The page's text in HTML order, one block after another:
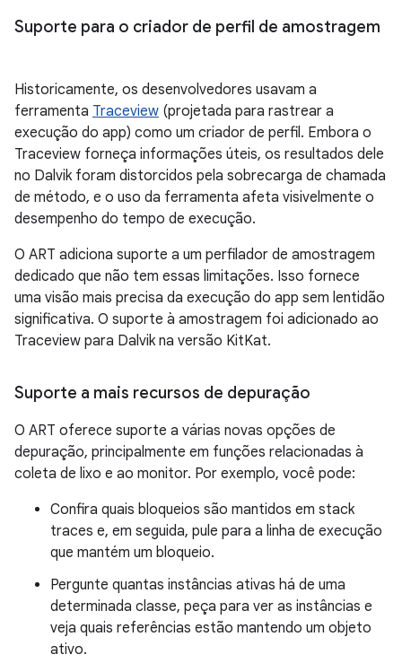
Suporte para o criador de perfil de amostragem
Historicamente, os desenvolvedores usavam a
ferramenta Traceview (projetada para rastrear a
execução do app) como um criador de perfil. Embora o
Traceview forneça informações úteis, os resultados dele
no Dalvik foram distorcidos pela sobrecarga de chamada
de método, e o uso da ferramenta afeta visivelmente o
desempenho do tempo de execução.
O ART adiciona suporte a um perfilador de amostragem
dedicado que não tem essas limitações. Isso fornece
uma visão mais precisa da execução do app sem lentidão
significativa. O suporte à amostragem foi adicionado ao
Traceview para Dalvik na versão KitKat.
Suporte a mais recursos de depuração
O ART oferece suporte a várias novas opções de
depuração, principalmente em funções relacionadas à
coleta de lixo e ao monitor. Por exemplo, você pode:
Confira quais bloqueios são mantidos em stack
traces e, em seguida, pule para a linha de execução
que mantém um bloqueio.
Pergunte quantas instâncias ativas há de uma
determinada classe, peça para ver as instâncias e
veja quais referências estão mantendo um objeto
ativo.